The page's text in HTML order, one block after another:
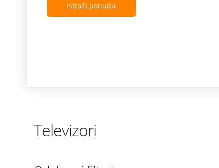
Istraži ponudu
Televizori